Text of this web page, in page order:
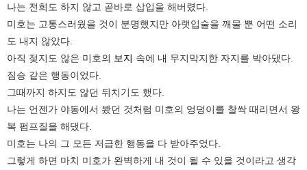
나는 전희도 하지 않고 곧바로 삽입을 해버렸다.
미호는 고통스러웠을 것이 분명했지만 아랫입술을 깨물 뿐 어떤 소리
도 내지 않았다.
아직 젖지도 않은 미호의 보지 속에 내 무지막지한 자지를 박아댔다.
짐승 같은 행동이었다.
그때까지 하지도 않던 뒤치기도 했다.
나는 언젠가 야동에서 봤던 것처럼 미호의 엉덩이를 찰싹 때리면서 왕
복 펌프질을 해댔다.
미호는 나의 그 모든 저급한 행동을 다 받아주었다.
그렇게 하면 마치 미호가 완벽하게 내 것이 될 수 있을 것이라고 생각